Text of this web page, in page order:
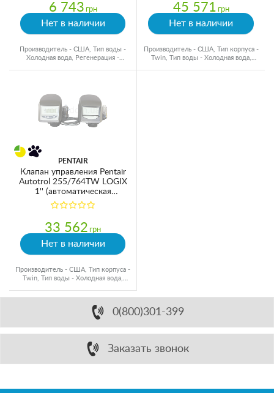
6 743 грн
Нет в наличии
Производитель - США, Тип воды -
Холодная вода, Регенерация -
45 571 грн
Нет в наличии
Производитель - США, Тип корпуса -
Twin, Тип воды - Холодная вода,
PENTAIR
Клапан управления Pentair
Autotrol 255/764TW LOGIX
1'' (автоматическая
промывка)
33 562 грн
Нет в наличии
Производитель - США, Тип корпуса -
Twin, Тип воды - Холодная вода,
0(800)301-399
Заказать звонок